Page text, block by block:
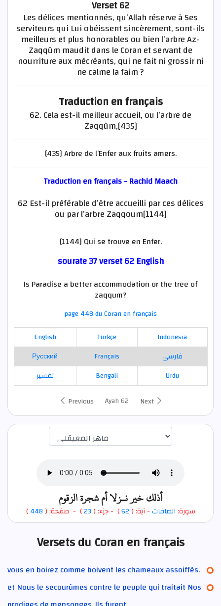
Verset 62
Les délices mentionnés, qu’Allah réserve à Ses
serviteurs qui Lui obéissent sincèrement, sont-ils
meilleurs et plus honorables ou bien l’arbre Az-
Zaqqûm maudit dans le Coran et servant de
nourriture aux mécréants, qui ne fait ni grossir ni
ne calme la faim ?
Traduction en français
62. Cela est-il meilleur accueil, ou l’arbre de
Zaqqûm,[435]
[435] Arbre de l’Enfer aux fruits amers.
Traduction en français - Rachid Maach
62 Est-il préférable d’être accueilli par ces délices
ou par l’arbre Zaqqoum[1144]
[1144] Qui se trouve en Enfer.
sourate 37 verset 62 English
Is Paradise a better accommodation or the tree of
zaqqum?
page 448 du Coran en français
English
Türkçe
Indonesia
Русский
Français
فارسی
تفسير
Bengali
Urdu
Previous
Ayah 62 Next
أذلك خير نـزلا أم شجرة الزقوم
سورة:الصافات- آية: ( 62
) - جزء: (23) - صفحة: ( 448
)
Versets du Coran en français
vous en boirez comme boivent les chameaux assoiffés.
et Nous le secourûmes contre le peuple qui traitait Nos